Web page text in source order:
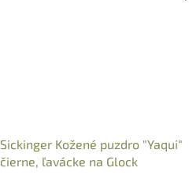
Sickinger Kožené puzdro "Yaqui"
čierne, ľavácke na Glock